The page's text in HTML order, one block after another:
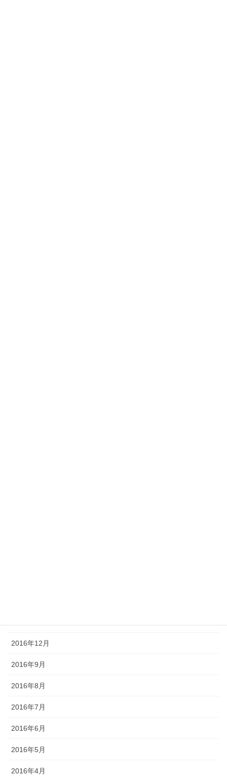
2016年12月
2016年9月
2016年8月
2016年7月
2016年6月
2016年5月
2016年4月